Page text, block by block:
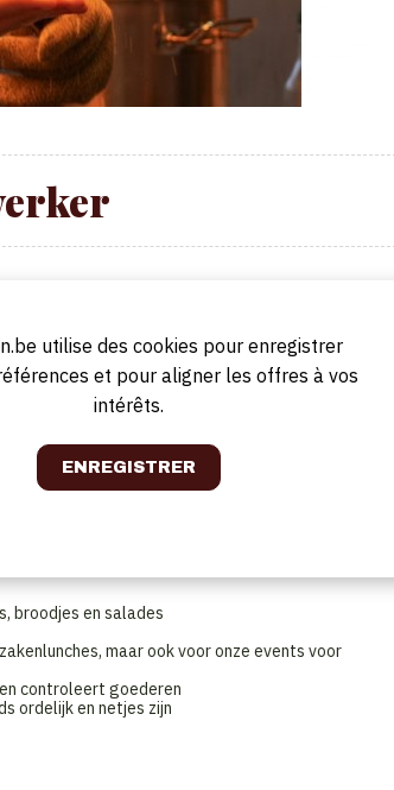
met dát gevoel willen we onze bezoekers
uitgroeit tot een ontembare nieuwsgierigheid en -
en technologie. Die ‘wow’ komt niet alleen tot
in de events die we organiseren en op onze
service en kwaliteit te bieden in ons restaurant?
broodjes en salades
maar ook voor onze events voor
controleert goederen
ordelijk en netjes zijn
utilise des cookies pour enregistrer
et pour aligner les offres à vos
intérêts.